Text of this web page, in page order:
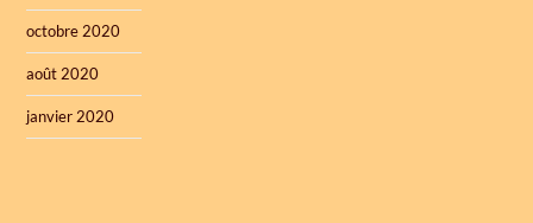
octobre 2020
août 2020
janvier 2020